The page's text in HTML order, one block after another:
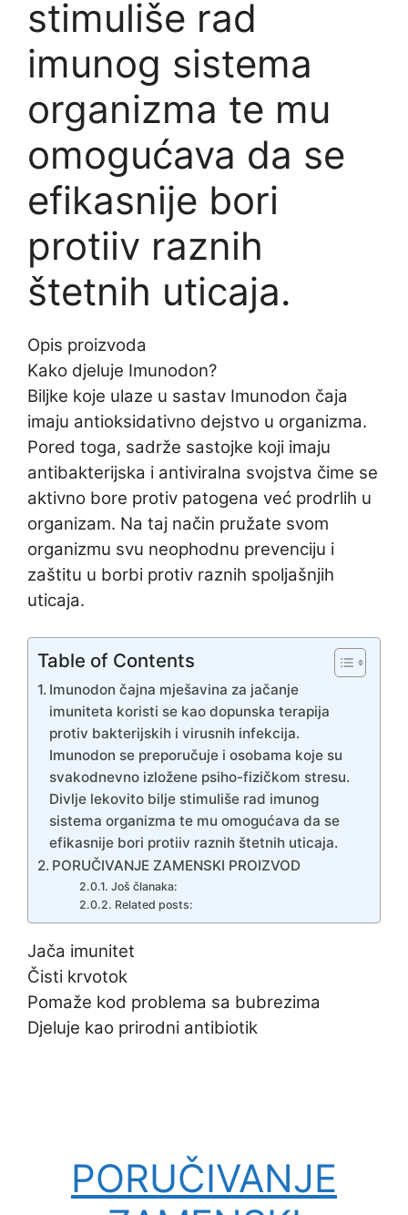
stimuliše rad
imunog sistema
organizma te mu
omogućava da se
efikasnije bori
protiiv raznih
štetnih uticaja.
Opis proizvoda
Kako djeluje Imunodon?
Biljke koje ulaze u sastav Imunodon čaja
imaju antioksidativno dejstvo u organizma.
Pored toga, sadrže sastojke koji imaju
antibakterijska i antiviralna svojstva čime se
aktivno bore protiv patogena već prodrlih u
organizam. Na taj način pružate svom
organizmu svu neophodnu prevenciju i
zaštitu u borbi protiv raznih spoljašnjih
uticaja.
Table of Contents
Imunodon čajna mješavina za jačanje
imuniteta koristi se kao dopunska terapija
protiv bakterijskih i virusnih infekcija.
Imunodon se preporučuje i osobama koje su
svakodnevno izložene psiho-fizičkom stresu.
Divlje lekovito bilje stimuliše rad imunog
sistema organizma te mu omogućava da se
efikasnije bori protiiv raznih štetnih uticaja.
PORUČIVANJE ZAMENSKI PROIZVOD
Još članaka:
Related posts:
Jača imunitet
Čisti krvotok
Pomaže kod problema sa bubrezima
Djeluje kao prirodni antibiotik
PORUČIVANJE